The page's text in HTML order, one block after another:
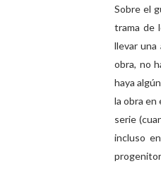
Sobre el
trama de
llevar una
obra, no
haya
la obra en
serie
incluso